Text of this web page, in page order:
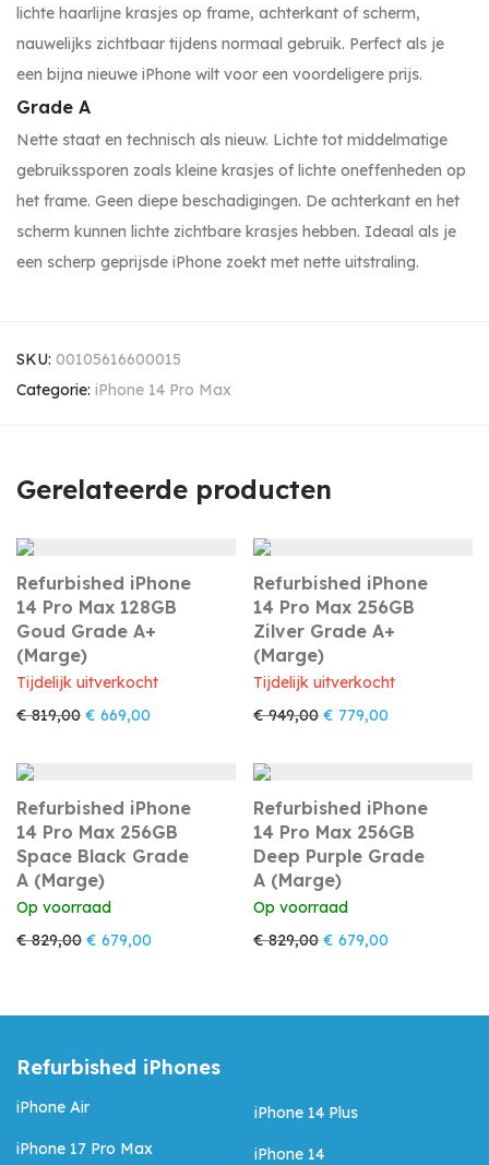
lichte haarlijne krasjes op frame, achterkant of scherm,
nauwelijks zichtbaar tijdens normaal gebruik. Perfect als je
een bijna nieuwe iPhone wilt voor een voordeligere prijs.
Grade A
Nette staat en technisch als nieuw. Lichte tot middelmatige
gebruikssporen zoals kleine krasjes of lichte oneffenheden op
het frame. Geen diepe beschadigingen. De achterkant en het
scherm kunnen lichte zichtbare krasjes hebben. Ideaal als je
een scherp geprijsde iPhone zoekt met nette uitstraling.
SKU: 00105616600015
Categorie: iPhone 14 Pro Max
Gerelateerde producten
Refurbished iPhone
14 Pro Max 128GB
Goud Grade A+
(Marge)
Tijdelijk uitverkocht
€819,00 Oorspronkelijke prijs was: € 819,00.
€ 669,00 Huidige prijs is: € 669,00.
Refurbished iPhone
14 Pro Max 256GB
Zilver Grade A+
(Marge)
Tijdelijk uitverkocht
€949,00 Oorspronkelijke prijs
€ 779,00
Refurbished iPhone
14 Pro Max 256GB
Space Black Grade
A (Marge)
Op voorraad
€829,00 Oorspronkelijke prijs was: € 829,00.
€ 679,00 Huidige prijs is: € 679,00.
Refurbished iPhone
14 Pro Max 256GB
Deep Purple Grade
A (Marge)
Op voorraad
€829,00 Oorspronkelijke prijs
€ 679,00
Refurbished iPhones
iPhone Air
iPhone 17 Pro Max
iPhone 14 Plus
iPhone 14